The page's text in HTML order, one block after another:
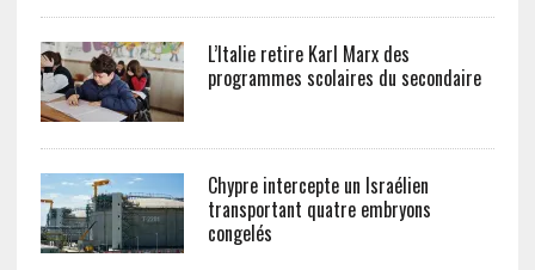
L’Italie retire Karl Marx des
programmes scolaires du secondaire
Chypre intercepte un Israélien
transportant quatre embryons
congelés